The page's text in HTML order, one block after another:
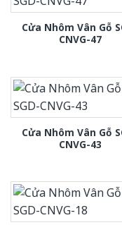
Cửa Nhôm Vân Gỗ
CNVG-47
Cửa Nhôm Vân Gỗ
CNVG-43